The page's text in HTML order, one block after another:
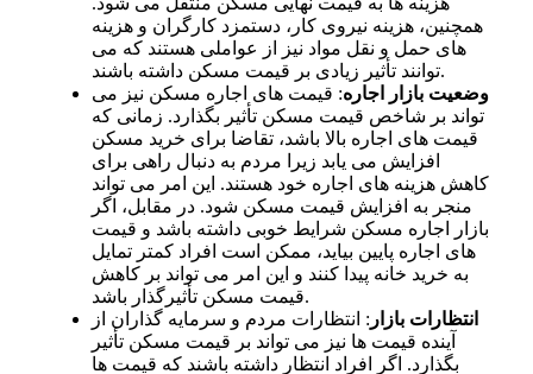
همچنین، هزینه نیروی کار، دستمزد کارگران و هزینه
های حمل و نقل مواد نیز از عواملی هستند که می
توانند تأثیر زیادی بر قیمت مسکن داشته باشند.
وضعیت بازار اجاره: قیمت های اجاره مسکن نیز می
تواند بر شاخص قیمت مسکن تأثیر بگذارد. زمانی که
قیمت های اجاره بالا باشد، تقاضا برای خرید مسکن
افزایش می یابد زیرا مردم به دنبال راهی برای
کاهش هزینه های اجاره خود هستند. این امر می تواند
منجر به افزایش قیمت مسکن شود. در مقابل، اگر
بازار اجاره مسکن شرایط خوبی داشته باشد و قیمت
های اجاره پایین بیاید، ممکن است افراد کمتر تمایل
به خرید خانه پیدا کنند و این امر می تواند بر کاهش
قیمت مسکن تأثیرگذار باشد.
انتظارات بازار : انتظارات مردم و سرمایه گذاران از
آینده قیمت ها نیز می تواند بر قیمت مسکن تأثیر
بگذارد. اگر افراد انتظار داشته باشند که قیمت ها